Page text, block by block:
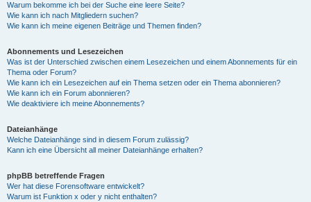
Warum bekomme ich bei der Suche eine leere Seite?
Wie kann ich nach Mitgliedern suchen?
Wie kann ich meine eigenen Beiträge und Themen finden?
Abonnements und Lesezeichen
Was ist der Unterschied zwischen einem Lesezeichen und einem Abonnements für ein
Thema oder Forum?
Wie kann ich ein Lesezeichen auf ein Thema setzen oder ein Thema abonnieren?
Wie kann ich ein Forum abonnieren?
Wie deaktiviere ich meine Abonnements?
Dateianhänge
Welche Dateianhänge sind in diesem Forum zulässig?
Kann ich eine Übersicht all meiner Dateianhänge erhalten?
phpBB betreffende Fragen
Wer hat diese Forensoftware entwickelt?
Warum ist Funktion x oder y nicht enthalten?